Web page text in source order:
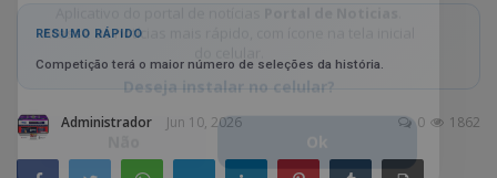
ESPORTE
POLÍCIA
POLÍTICA
MUSICA
Deseja instalar no celular?
Não
RESUMO RÁPIDO
Competição terá o maior número de seleções da história.
Administrador Jun 10, 2026 1862
0